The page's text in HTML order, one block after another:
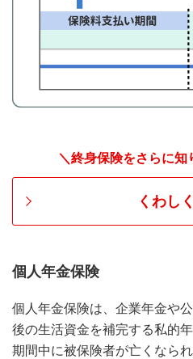
＼終身保険をさらに知
くわし
個人年金保険
個人年金保険は、企業年金や
後の生活資金を補完する私的
期間中に被保険者が亡くなら